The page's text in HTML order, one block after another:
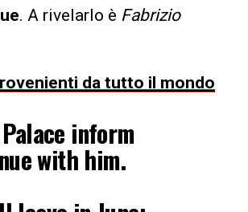
. A rivelarlo è Fabrizio
da tutto il mondo
inform
with him.